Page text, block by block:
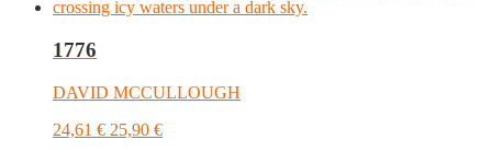
1776
DAVID MCCULLOUGH
24,61 € 25,90 €